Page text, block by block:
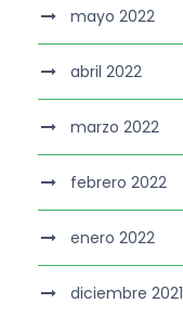
mayo 2022
abril 2022
marzo 2022
febrero 2022
enero 2022
diciembre 2021